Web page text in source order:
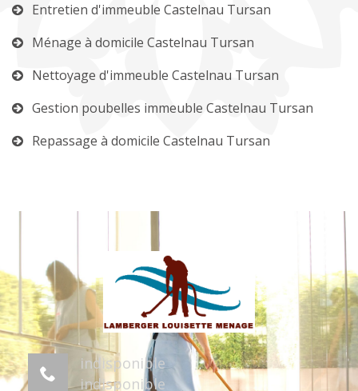
Entretien d'immeuble Castelnau Tursan
Ménage à domicile Castelnau Tursan
Nettoyage d'immeuble Castelnau Tursan
Gestion poubelles immeuble Castelnau Tursan
Repassage à domicile Castelnau Tursan
indisponible
indisponible